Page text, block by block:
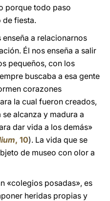
porque todo paso
de fiesta.
a relacionarnos
Él nos enseña a salir
pequeños, con los
buscaba a esa gente
corazones
la cual fueron creados,
alcanza y madura a
dar vida a los demás»
, 10). La vida que se
de museo con olor a
«colegios posadas», es
heridas propias y